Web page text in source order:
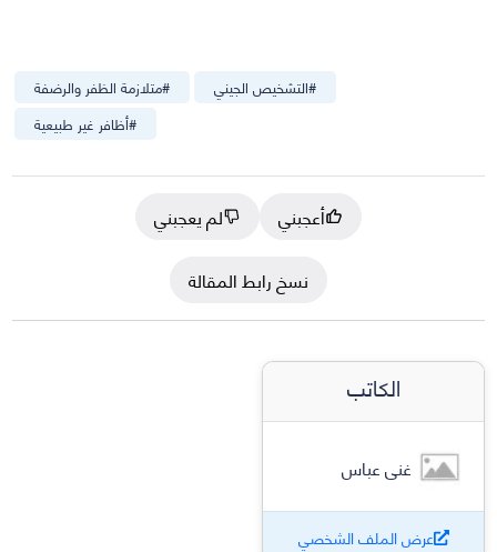
#متلازمة الظفر والرضفة #التشخيص الجيني
#أظافر غير طبيعية
أعجبني
لم يعجبني
نسخ رابط المقالة
الكاتب
غنى عباس
عرض الملف الشخصي